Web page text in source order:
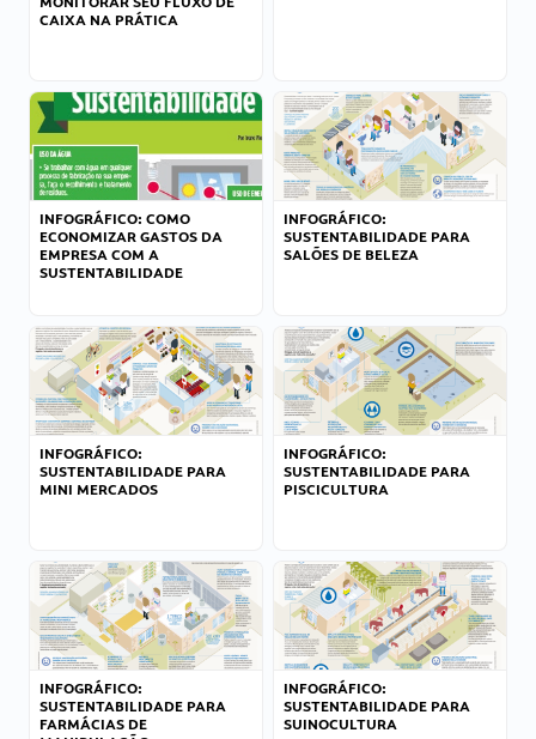
CAIXA NA PRÁTICA
INFOGRÁFICO: COMO
ECONOMIZAR GASTOS DA
EMPRESA COM A
SUSTENTABILIDADE
INFOGRÁFICO:
SUSTENTABILIDADE PARA
SALÕES DE BELEZA
INFOGRÁFICO:
SUSTENTABILIDADE PARA
MINI MERCADOS
INFOGRÁFICO:
SUSTENTABILIDADE PARA
PISCICULTURA
INFOGRÁFICO:
SUSTENTABILIDADE PARA
FARMÁCIAS DE
INFOGRÁFICO:
SUSTENTABILIDADE PARA
SUINOCULTURA